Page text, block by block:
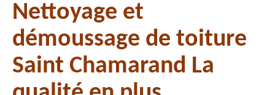
Nettoyage et
démoussage de toiture
Saint Chamarand La